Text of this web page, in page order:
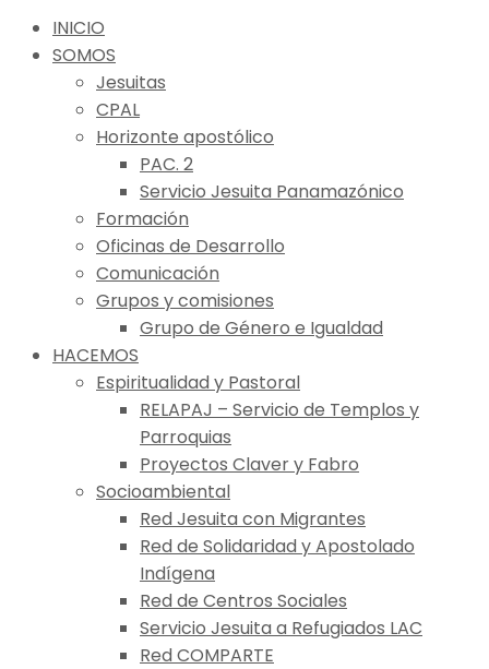
INICIO
SOMOS
Jesuitas
CPAL
Horizonte apostólico
PAC. 2
Servicio Jesuita Panamazónico
Formación
Oficinas de Desarrollo
Comunicación
Grupos y comisiones
Grupo de Género e Igualdad
HACEMOS
Espiritualidad y Pastoral
RELAPAJ – Servicio de Templos y
Parroquias
Proyectos Claver y Fabro
Socioambiental
Red Jesuita con Migrantes
Red de Solidaridad y Apostolado
Indígena
Red de Centros Sociales
Servicio Jesuita a Refugiados LAC
Red COMPARTE